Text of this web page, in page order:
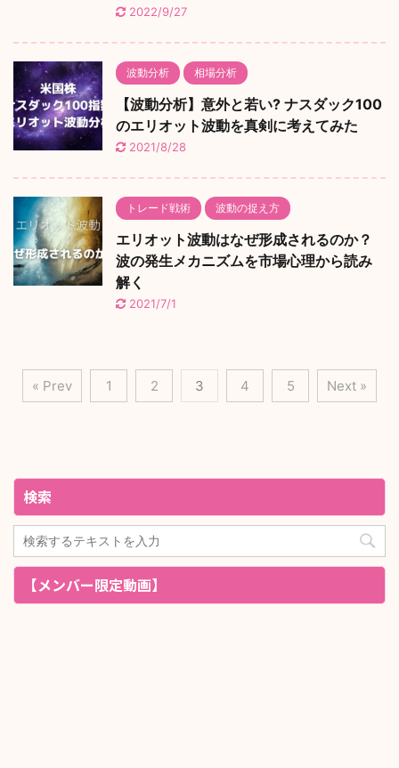
2022/9/27
波動分析 相場分析
【波動分析】意外と若い? ナスダック100
のエリオット波動を真剣に考えてみた
2021/8/28
トレード戦術 波動の捉え方
エリオット波動はなぜ形成されるのか？
波の発生メカニズムを市場心理から読み
解く
2021/7/1
« Prev 1 2 3 4 5 Next »
検索
【メンバー限定動画】